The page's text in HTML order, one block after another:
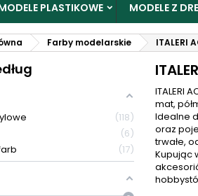
PLASTIKOWE MODELE Z
Farby modelarskie ITALERI
118
6
17
ITALERI
mat,
Idealne
oraz
trwałe,
Kupując